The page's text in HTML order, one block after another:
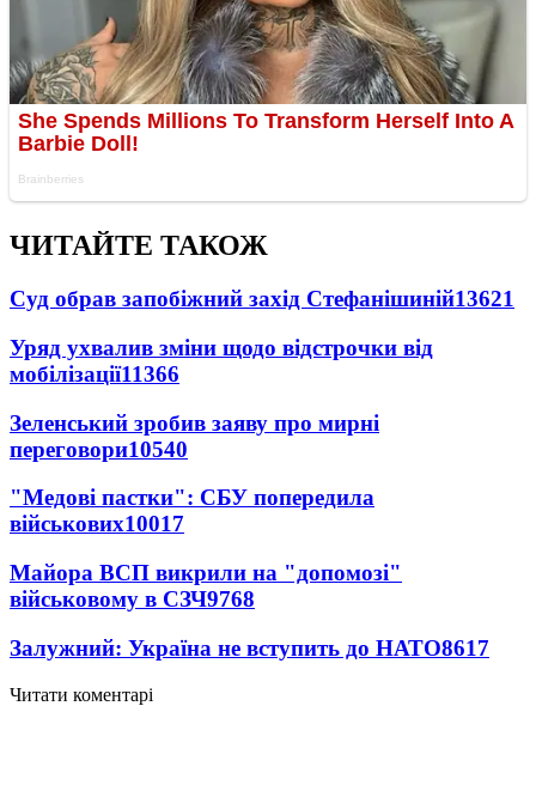
ЧИТАЙТЕ ТАКОЖ
Суд обрав запобіжний захід Стефанішиній13621
Уряд ухвалив зміни щодо відстрочки від
мобілізації11366
Зеленський зробив заяву про мирні
переговори10540
"Медові пастки": СБУ попередила
військових10017
Майора ВСП викрили на "допомозі"
військовому в СЗЧ9768
Залужний: Україна не вступить до НАТО8617
Читати коментарі